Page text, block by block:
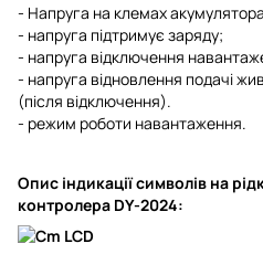
- Напруга на клемах
- напруга підтримує заряду;
- напруга відключення
- напруга відновлення подачі
(після відключення).
- режим роботи навантаження.
Опис індикації символів на
контролера DY-2024: